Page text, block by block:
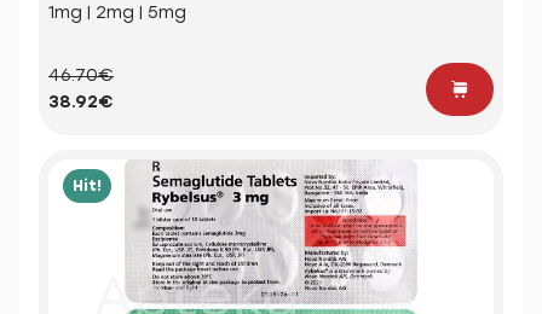
1mg | 2mg | 5mg
46.70€
38.92€
Hit!